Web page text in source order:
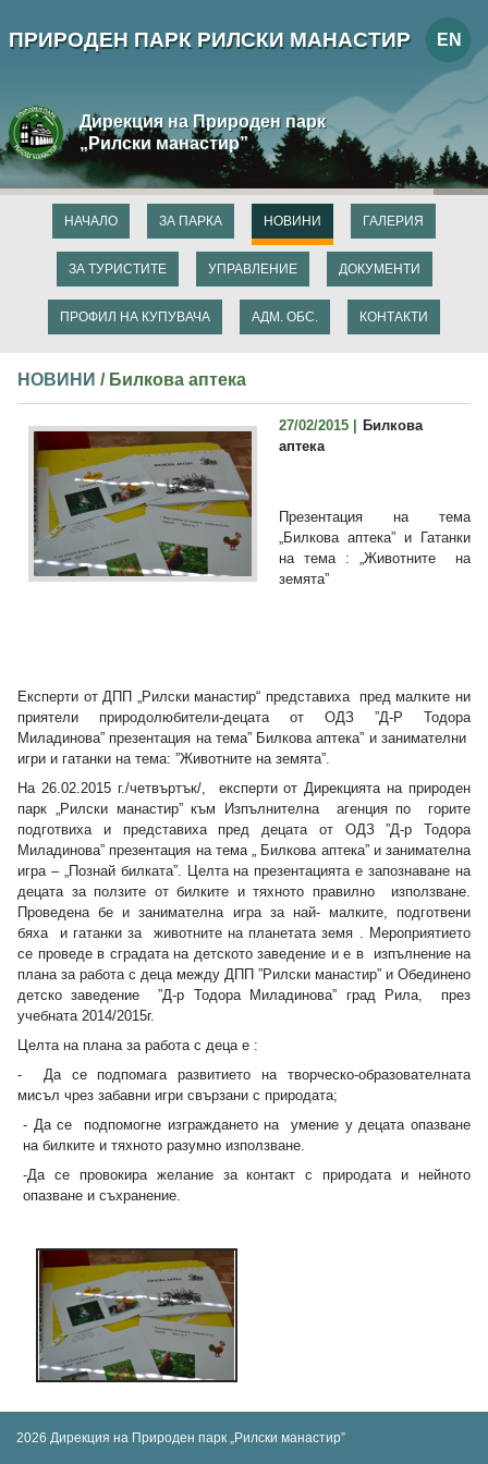
ПРИРОДЕН ПАРК РИЛСКИ МАНАСТИР EN
Дирекция на Природен парк
„Рилски манастир”
НАЧАЛО ЗА ПАРКА НОВИНИ
ЗА ТУРИСТИТЕ УПРАВЛЕНИЕ
ПРОФИЛ НА КУПУВАЧА
ДОКУМЕНТИ
ГАЛЕРИЯ
АДМ. ОБС. КОНТАКТИ
НОВИНИ / Билкова аптека
27/02/2015 |
Билкова
аптека
Презентация на тема
„Билкова аптека” и Гатанки
на тема : „Животните на
земята”
Eксперти от ДПП „Рилски манастир“ представиха пред малките ни
приятели природолюбители-децата от ОДЗ ”Д-Р Тодора
Миладинова” презентация на тема” Билкова аптека” и занимателни
игри и гатанки на тема: ”Животните на земята”.
На 26.02.2015 г./четвъртък/, експерти от Дирекцията на природен
парк „Рилски манастир” към Изпълнителна агенция по горите
подготвиха и представиха пред децата от ОДЗ ”Д-р Тодора
Миладинова” презентация на тема „ Билкова аптека” и занимателна
игра – „Познай билката”. Целта на презентацията е запознаване на
децата за ползите от билките и тяхното правилно използване.
Проведена бе и занимателна игра за най- малките, подготвени
бяха и гатанки за животните на планетата земя . Мероприятието
се проведе в сградата на детското заведение и е в изпълнение на
плана за работа с деца между ДПП ”Рилски манастир” и Обединено
детско заведение ”Д-р Тодора Миладинова” град Рила, през
учебната 2014/2015г.
Целта на плана за работа с деца е :
- Да се подпомага развитието на творческо-образователната
мисъл чрез забавни игри свързани с природата;
- Да се подпомогне изграждането на умение у децата опазване
на билките и тяхното разумно използване.
-Да се провокира желание за контакт с природата и нейното
опазване и съхранение.
2026 Дирекция на Природен парк „Рилски манастир”